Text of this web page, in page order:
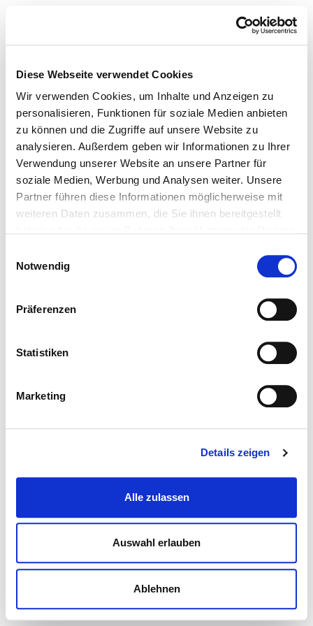
Diese Webseite verwendet Cookies
Wir verwenden Cookies, um Inhalte und Anzeigen zu
personalisieren, Funktionen für soziale Medien anbieten
zu können und die Zugriffe auf unsere Website zu
analysieren. Außerdem geben wir Informationen zu Ihrer
Verwendung unserer Website an unsere Partner für
soziale Medien, Werbung und Analysen weiter. Unsere
Partner führen diese Informationen möglicherweise mit
weiteren Daten zusammen, die Sie ihnen bereitgestellt
Notwendig
Präferenzen
Statistiken
Marketing
Details zeigen
Alle zulassen
Auswahl erlauben
Ablehnen